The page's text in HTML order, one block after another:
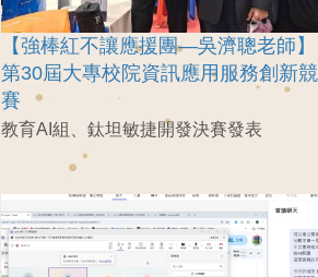
【強棒紅不讓應援團—吳濟聰老師】
第30屆大專校院資訊應用服務創新競
賽
教育AI組、鈦坦敏捷開發決賽發表